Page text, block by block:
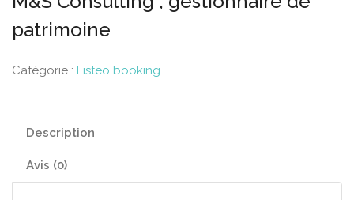
patrimoine
Catégorie : Listeo booking
Description
Avis (0)